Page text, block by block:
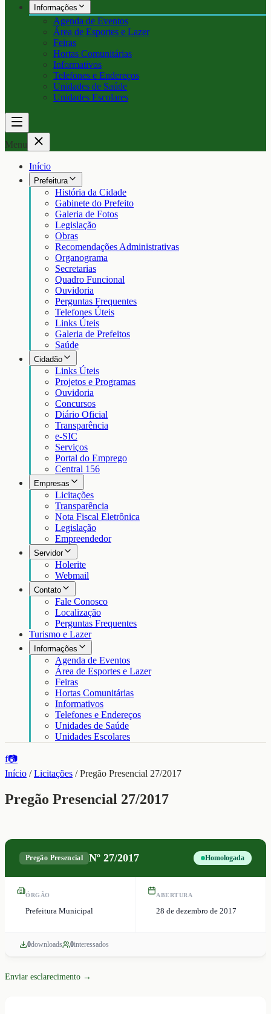
Informações
Agenda de Eventos
Área de Esportes e Lazer
Feiras
Hortas Comunitárias
Informativos
Telefones e Endereços
Unidades de Saúde
Unidades Escolares
Menu
Início
Prefeitura
História da Cidade
Gabinete do Prefeito
Galeria de Fotos
Legislação
Obras
Recomendações Administrativas
Organograma
Secretarias
Quadro Funcional
Ouvidoria
Perguntas Frequentes
Telefones Úteis
Links Úteis
Galeria de Prefeitos
Saúde
Cidadão
Links Úteis
Projetos e Programas
Ouvidoria
Concursos
Diário Oficial
Transparência
e-SIC
Serviços
Portal do Emprego
Central 156
Empresas
Licitações
Transparência
Nota Fiscal Eletrônica
Legislação
Empreendedor
Servidor
Holerite
Webmail
Contato
Fale Conosco
Localização
Perguntas Frequentes
Turismo e Lazer
Informações
Agenda de Eventos
Área de Esportes e Lazer
Feiras
Hortas Comunitárias
Informativos
Telefones e Endereços
Unidades de Saúde
Unidades Escolares
f📷
Início /Licitações /Pregão Presencial 27/2017
Pregão Presencial 27/2017
Pregão Presencial Nº27/2017 Homologada
ÓRGÃO
Prefeitura Municipal
ABERTURA
28 de dezembro de 2017
0downloads 0interessados
Enviar esclarecimento →